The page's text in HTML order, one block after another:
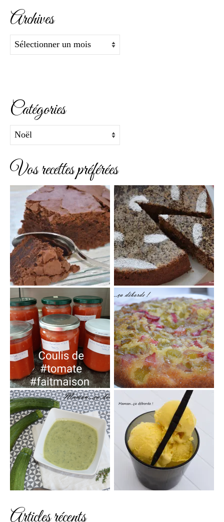
Archives
Archives
Catégories
Catégories
Vos recettes préférées
Articles récents